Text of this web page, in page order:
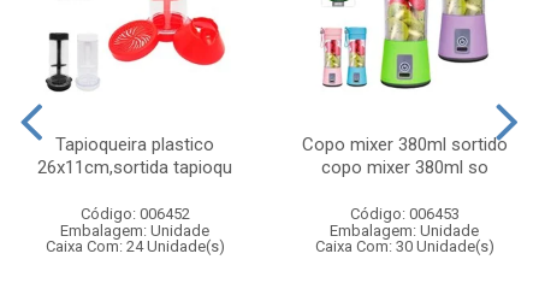
Tapioqueira plastico
26x11cm,sortida tapioqu
Código: 006452
Embalagem: Unidade
Caixa Com: 24 Unidade(s)
Copo mixer 380ml sortido
copo mixer 380ml so
Código: 006453
Embalagem: Unidade
Caixa Com: 30 Unidade(s)